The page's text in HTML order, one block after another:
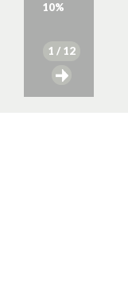
10%
1 / 12